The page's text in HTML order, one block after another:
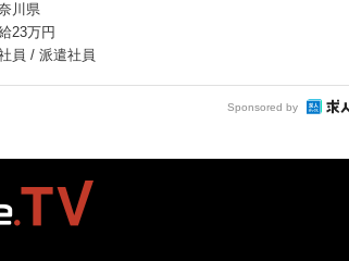
川県
23万円
員 / 派遣社員
Sponsored by